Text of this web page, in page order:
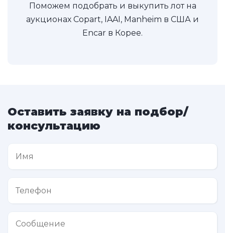
Поможем подобрать и выкупить лот на
аукционах Copart, IAAI, Manheim в США и
Encar в Корее.
Оставить заявку на подбор/
консультацию